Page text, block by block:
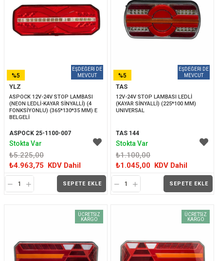
YLZ
ASPOCK 12V-24V STOP LAMBASI
(NEON LEDLİ-KAYAR SİNYALLİ) (4
FONKSİYONLU) (365*130*35 MM) E
BELGELİ
ASPOCK 25-1100-007
₺5.225,00
₺4.963,75 KDV Dahil
SEPETE EKLE
%5
İNDIRIM
Stokta Var
TAS
12V-24V STOP LAMBASI LEDLİ
(KAYAR SİNYALLİ) (225*100 MM)
UNIVERSAL
TAS 144
₺1.100,00
₺1.045,00 KDV Dahil
SEPETE EKLE
%5
İNDIRIM
Stokta Var
ÜCRETSIZ
KARGO
ÜCRETSIZ
KARGO